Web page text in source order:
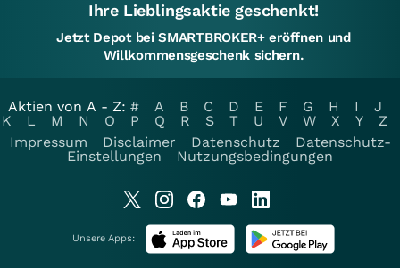
Ihre Lieblingsaktie geschenkt!
Jetzt Depot bei SMARTBROKER+ eröffnen und
Willkommensgeschenk sichern.
Aktien von A - Z: # A B C D E F G H I
J
K
L M N O P Q R S T U V W X Y
Z
Impressum
Disclaimer Datenschutz
Datenschutz-
Einstellungen
Nutzungsbedingungen
Unsere Apps: